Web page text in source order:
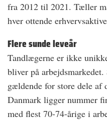
fra 2012 til 2021. Tæller
hver ottende
Flere sunde leveår
Tandlægerne er ikke
bliver på
gældende for store dele af
Danmark ligger nummer
med flest 70-74-årige i